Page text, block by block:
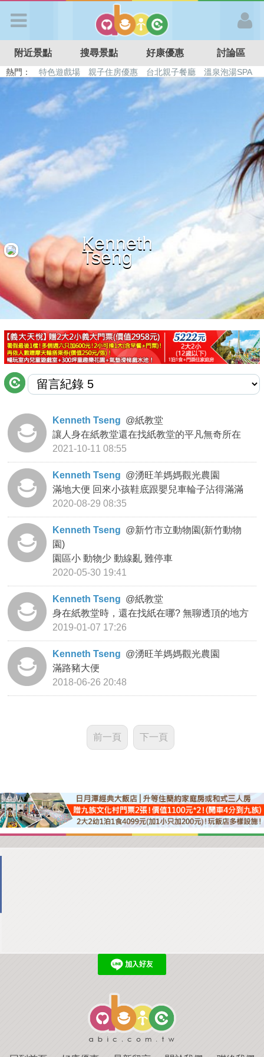
APP登入
首 頁
搜尋景點
好康優惠
最新留言
商家合作
推薦景點
討論區
聯絡我們
APP下載
附近景點 搜尋景點 好康優惠 討論區
熱門： 特色遊戲場 親子住房優惠 台北親子餐廳
溫泉泡湯SPA
溜滑梯民宿
觀光工廠 日本親子景點
Kenneth
Tseng
Kenneth Tseng @紙教堂
讓人身在紙教堂還在找紙教堂的平凡無奇所在
2021-10-11 08:55
Kenneth Tseng @湧旺羊媽媽觀光農園
滿地大便 回來小孩鞋底跟嬰兒車輪子沾得滿滿
2020-08-29 08:35
Kenneth Tseng @新竹市立動物園(新竹動物
園)
園區小 動物少 動線亂 難停車
2020-05-30 19:41
Kenneth Tseng @紙教堂
身在紙教堂時，還在找紙在哪? 無聊透頂的地方
2019-01-07 17:26
Kenneth Tseng @湧旺羊媽媽觀光農園
滿路豬大便
2018-06-26 20:48
前一頁 下一頁